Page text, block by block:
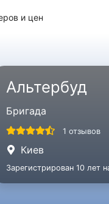
и цен
Альтербуд
Бригада
1 отзывов
Киев
Зарегистрирован 10 лет